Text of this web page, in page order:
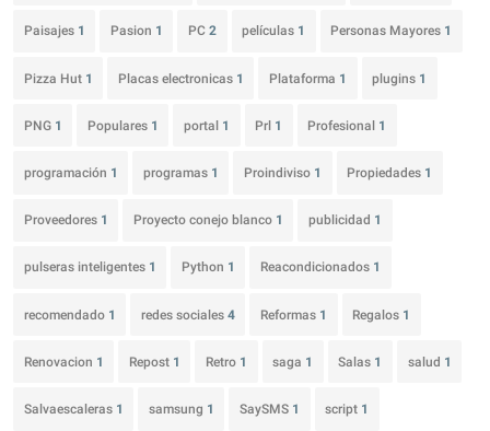
Paisajes 1 Pasion 1 PC 2 películas 1 Personas Mayores 1
Pizza Hut 1 Placas electronicas 1 Plataforma 1 plugins 1
PNG 1 Populares 1 portal 1 Prl 1 Profesional 1
programación 1 programas 1 Proindiviso 1 Propiedades 1
Proveedores 1 Proyecto conejo blanco 1 publicidad 1
pulseras inteligentes 1 Python 1 Reacondicionados 1
recomendado 1 redes sociales 4 Reformas 1 Regalos 1
Renovacion 1 Repost 1 Retro 1 saga 1 Salas 1 salud 1
Salvaescaleras 1 samsung 1 SaySMS 1 script 1